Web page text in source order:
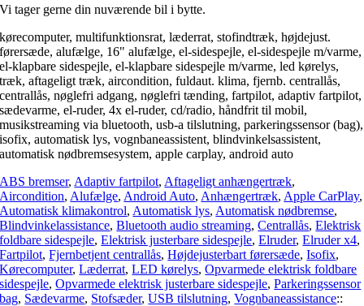
Vi tager gerne din nuværende bil i bytte.
kørecomputer, multifunktionsrat, læderrat, stofindtræk, højdejust.
førersæde, alufælge, 16" alufælge, el-sidespejle, el-sidespejle m/varme,
el-klapbare sidespejle, el-klapbare sidespejle m/varme, led kørelys,
træk, aftageligt træk, aircondition, fuldaut. klima, fjernb. centrallås,
centrallås, nøglefri adgang, nøglefri tænding, fartpilot, adaptiv fartpilot,
sædevarme, el-ruder, 4x el-ruder, cd/radio, håndfrit til mobil,
musikstreaming via bluetooth, usb-a tilslutning, parkeringssensor (bag),
isofix, automatisk lys, vognbaneassistent, blindvinkelsassistent,
automatisk nødbremsesystem, apple carplay, android auto
ABS bremser, Adaptiv fartpilot, Aftageligt anhængertræk,
Aircondition, Alufælge, Android Auto, Anhængertræk, Apple CarPlay,
Automatisk klimakontrol, Automatisk lys, Automatisk nødbremse,
Blindvinkelassistance,Bluetooth audio streaming,Centrallås,Elektrisk
foldbare sidespejle,Elektrisk justerbare sidespejle,Elruder,Elruder x4,
Fartpilot,Fjernbetjent centrallås,Højdejusterbart førersæde,Isofix,
Kørecomputer,Læderrat,LED kørelys,Opvarmede elektrisk foldbare
sidespejle,Opvarmede elektrisk justerbare sidespejle,Parkeringssensor
bag, Sædevarme, Stofsæder,USB tilslutning,Vognbaneassistance::